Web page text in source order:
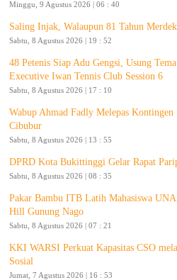
Minggu, 9 Agustus 2026 | 06 : 40
Saling Injak, Walaupun 81 Tahun
Sabtu, 8 Agustus 2026 | 19 : 52
48 Petenis Siap Adu Gengsi, Usung
Executive Iwan Tennis Club Session 6
Sabtu, 8 Agustus 2026 | 17 : 10
Wabup Ahmad Fadly Melepas
Cibubur
Sabtu, 8 Agustus 2026 | 13 : 55
DPRD Kota Bukittinggi Gelar Rapat
Sabtu, 8 Agustus 2026 | 08 : 35
Pakar Bambu ITB Latih Mahasiswa
Hill Gunung Nago
Sabtu, 8 Agustus 2026 | 07 : 21
KKI WARSI Perkuat Kapasitas CSO
Sosial
Jumat, 7 Agustus 2026 | 16 : 53